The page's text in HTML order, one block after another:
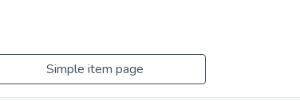
Simple item page